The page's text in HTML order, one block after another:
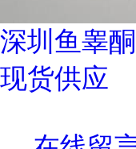
深圳鱼睾
现货供应